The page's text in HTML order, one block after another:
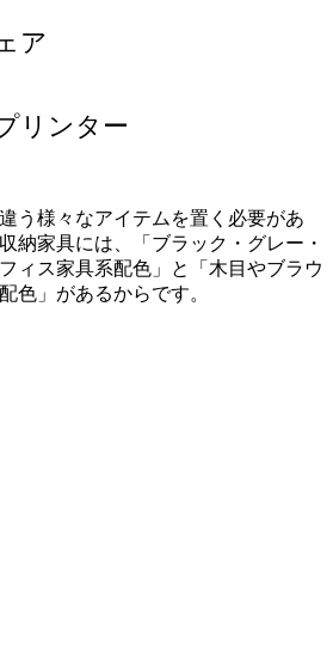
ア
リンター
う様々なアイテムを置く必要があ
納家具には、「ブラック・グレー・
ィス家具系配色」と「木目やブラウ
色」があるからです。